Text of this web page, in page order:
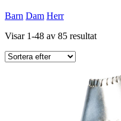
Barn Dam Herr
Visar 1-48 av 85 resultat